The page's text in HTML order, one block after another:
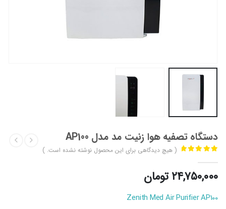
دستگاه تصفیه هوا زنیت مد مدل AP100
( هیچ دیدگاهی برای این محصول نوشته نشده است. )
۲۴,۷۵۰,۰۰۰ تومان
Zenith Med Air Purifier AP100